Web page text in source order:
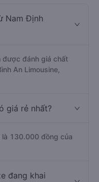
Nam Định
được đánh giá chất
An Limousine,
giá rẻ nhất?
là 130.000 đồng của
đang khai